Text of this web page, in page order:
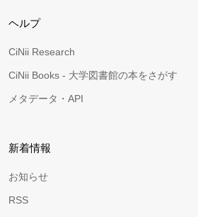
ヘルプ
CiNii Research
CiNii Books - 大学図書館の本をさがす
メタデータ・API
新着情報
お知らせ
RSS